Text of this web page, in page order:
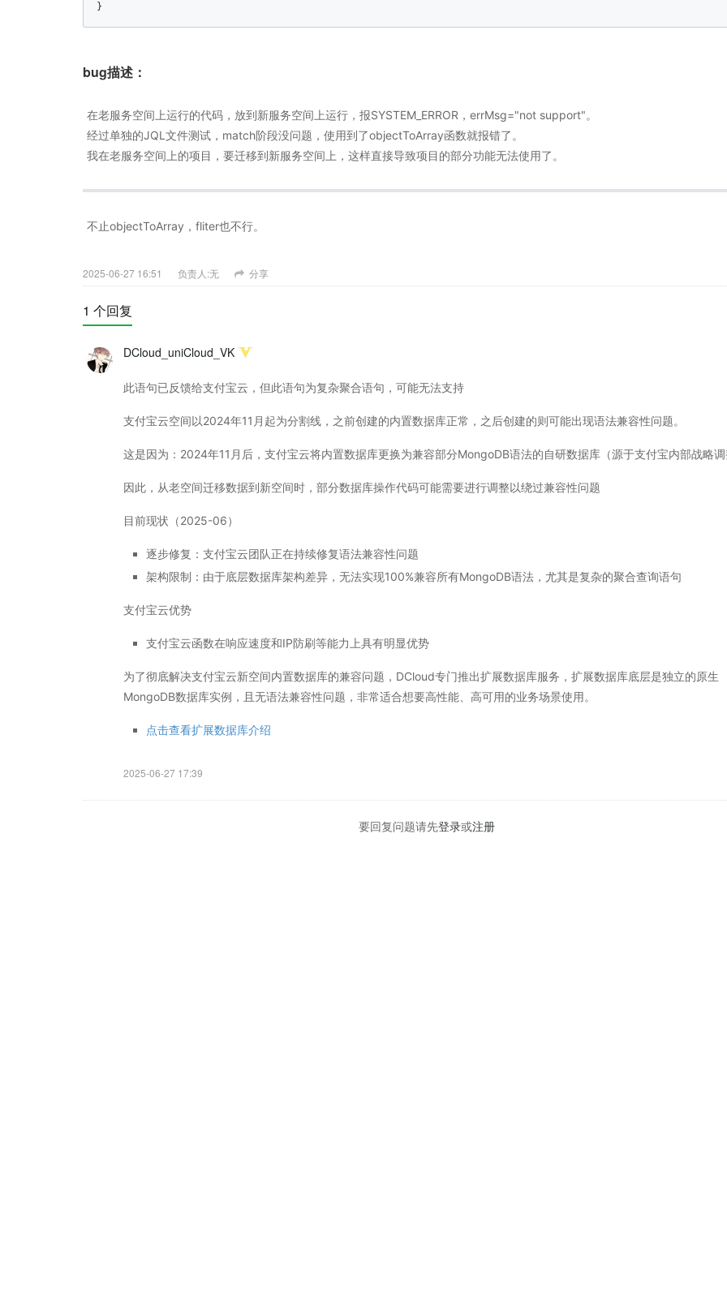
}
bug描述：
在老服务空间上运行的代码，放到新服务空间上运行，报SYSTEM_ERROR，errMsg="not support"。
经过单独的JQL文件测试，match阶段没问题，使用到了objectToArray函数就报错了。
我在老服务空间上的项目，要迁移到新服务空间上，这样直接导致项目的部分功能无法使用了。
不止objectToArray，fliter也不行。
2025-06-27 16:51 负责人:无 分享
1 个回复
DCloud_uniCloud_VK
此语句已反馈给支付宝云，但此语句为复杂聚合语句，可能无法支持
支付宝云空间以2024年11月起为分割线，之前创建的内置数据库正常，之后创建的则可能出现语法兼容性问题。
这是因为：2024年11月后，支付宝云将内置数据库更换为兼容部分MongoDB语法的​​自研数据库​​（源于支付宝内部战略
因此，从老空间迁移数据到新空间时，部分数据库操作代码可能需要进行调整以绕过兼容性问题
目前现状（2025-06）
逐步修复：​​支付宝云团队正在持续修复语法兼容性问题
架构限制：由于底层数据库架构差异，​​无法实现100%兼容所有MongoDB语法​​，尤其是复杂的聚合查询语句
支付宝云优势
支付宝云函数在​​响应速度​​和​​IP防刷​​等能力上具有明显优势
为了彻底解决支付宝云新空间内置数据库的兼容问题，DCloud专门推出​​扩展数据库​​服务，扩展数据库底层是独立的原生
MongoDB数据库实例，且无语法兼容性问题，非常适合想要高性能、高可用的业务场景使用。
点击查看扩展数据库介绍
2025-06-27 17:39
要回复问题请先登录或注册